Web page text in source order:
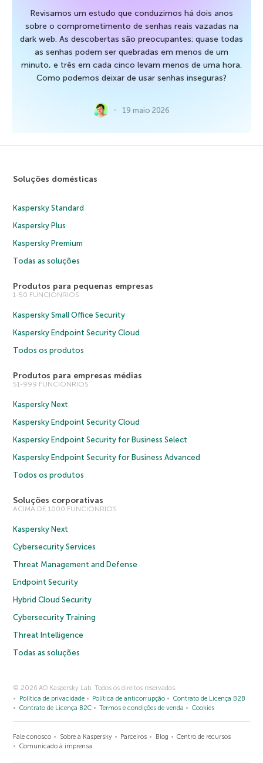
Revisamos um estudo que conduzimos há dois anos
sobre o comprometimento de senhas reais vazadas na
dark web. As descobertas são preocupantes: quase todas
as senhas podem ser quebradas em menos de um
minuto, e três em cada cinco levam menos de uma hora.
Como podemos deixar de usar senhas inseguras?
19 maio 2026
Soluções domésticas
Kaspersky Standard
Kaspersky Plus
Kaspersky Premium
Todas as soluções
Produtos para pequenas empresas
1-50 FUNCIONRIOS
Kaspersky Small Office Security
Kaspersky Endpoint Security Cloud
Todos os produtos
Produtos para empresas médias
51-999 FUNCIONRIOS
Kaspersky Next
Kaspersky Endpoint Security Cloud
Kaspersky Endpoint Security for Business Select
Kaspersky Endpoint Security for Business Advanced
Todos os produtos
Soluções corporativas
ACIMA DE 1000 FUNCIONRIOS
Kaspersky Next
Cybersecurity Services
Threat Management and Defense
Endpoint Security
Hybrid Cloud Security
Cybersecurity Training
Threat Intelligence
Todas as soluções
© 2026 AO Kaspersky Lab. Todos os direitos reservados.
Política de privacidade
Política de anticorrupção
Contrato de Licença B2B
Contrato de Licença B2C
Termos e condições de venda Cookies
Fale conosco Sobre a Kaspersky Parceiros Blog
Centro de recursos
Comunicado à imprensa